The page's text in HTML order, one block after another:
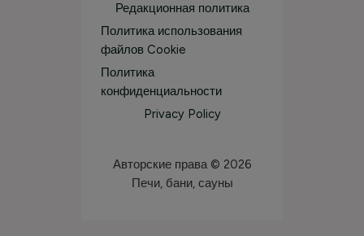
Редакционная политика
Политика использования
файлов Cookie
Политика
конфиденциальности
Privacy Policy
Авторские права © 2026
Печи, бани, сауны